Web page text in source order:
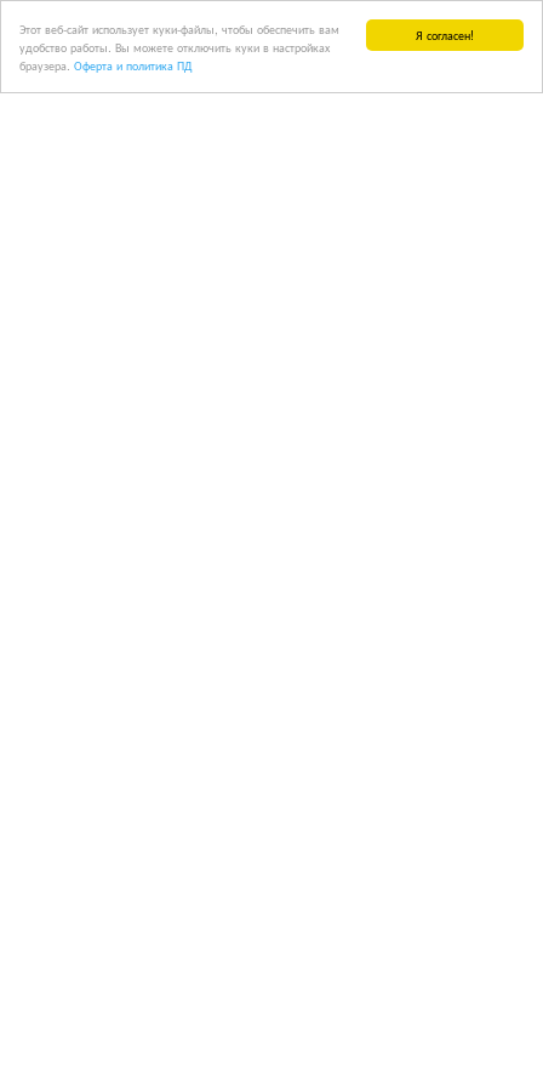
Я согласен!
Этот веб-сайт использует куки-файлы, чтобы обеспечить вам
удобство работы. Вы можете отключить куки в настройках
браузера. Оферта и политика ПД